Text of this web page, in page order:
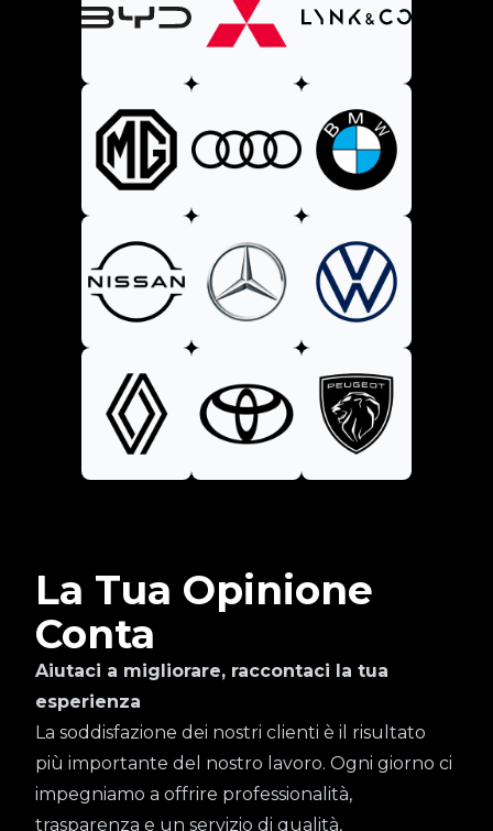
La Tua Opinione
Conta
Aiutaci a migliorare, raccontaci la tua
esperienza
La soddisfazione dei nostri clienti è il risultato
più importante del nostro lavoro. Ogni giorno ci
impegniamo a offrire professionalità,
trasparenza e un servizio di qualità,